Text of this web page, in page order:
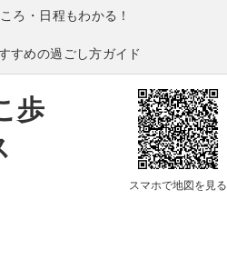
ろ・日程もわかる！
すめの過ごし方ガイド
歩
スマホで地図を見る